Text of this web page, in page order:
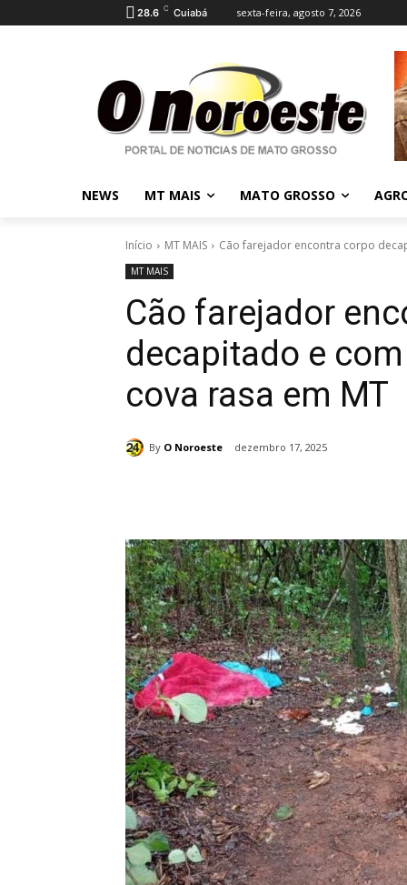
28.6 C Cuiabá sexta-feira, agosto 7, 2026
NEWS MT MAIS MATO GROSSO
Início MT MAIS Cão farejador encontra corpo
MT MAIS
Cão farejador
decapitado e
cova rasa em MT
By O Noroeste dezembro 17, 2025